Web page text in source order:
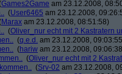
Games2Game am 23.12.2008,
(User6465 am 23.12.2008,
Marax am 23.12.2008, 08:51:58)
(Oliver_nur echt mit 2 Kastratern
(q.e.d. am 23.12.2008,
(hariw am 23.12.2008,
(Oliver_nur echt mit 2
(Srv-02 am 23.12.2008,